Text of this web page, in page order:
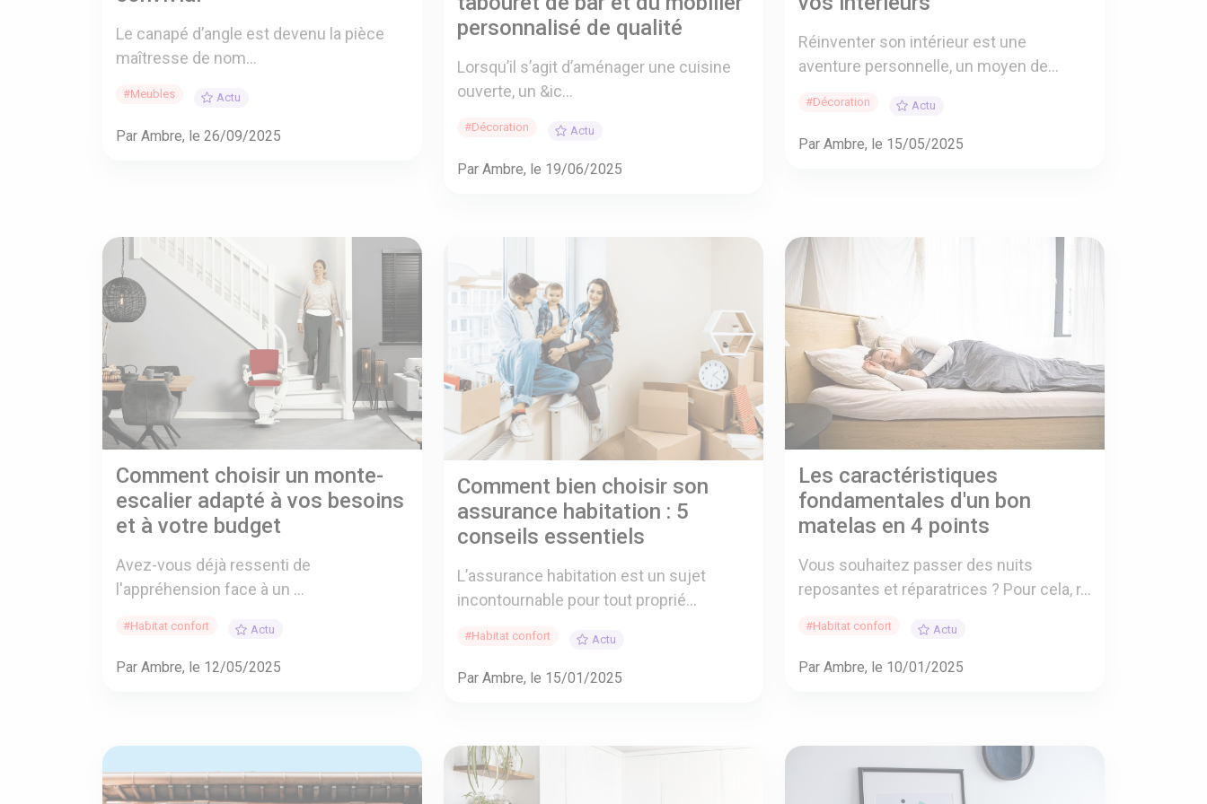
Le canapé d’angle est devenu la pièce
maîtresse de nom...
#Meubles Actu
Par Ambre, le 26/09/2025
personnalisé de qualité
Lorsqu’il s’agit d’aménager une cuisine
ouverte, un &ic...
#Décoration Actu
Par Ambre, le 19/06/2025
Réinventer son intérieur est une
aventure personnelle, un moyen de...
#Décoration Actu
Par Ambre, le 15/05/2025
Comment choisir un monte-
escalier adapté à vos besoins
et à votre budget
Avez-vous déjà ressenti de
l'appréhension face à un ...
#Habitat confort Actu
Par Ambre, le 12/05/2025
Comment bien choisir son
assurance habitation : 5
conseils essentiels
L’assurance habitation est un sujet
incontournable pour tout proprié...
#Habitat confort Actu
Par Ambre, le 15/01/2025
Les caractéristiques
fondamentales d'un bon
matelas en 4 points
Vous souhaitez passer des nuits
reposantes et réparatrices ? Pour cela, r...
#Habitat confort Actu
Par Ambre, le 10/01/2025